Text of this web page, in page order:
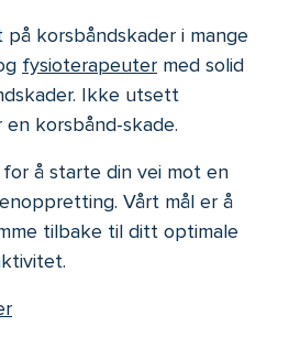
på korsbåndskader i mange
fysioterapeuter med solid
Ikke utsett
korsbånd-skade.
å starte din vei mot en
Vårt mål er å
tilbake til ditt optimale